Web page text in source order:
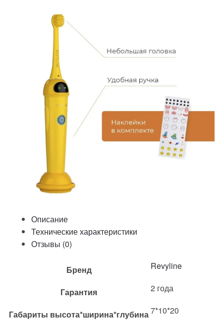
Описание
Технические характеристики
Отзывы (0)
Бренд Revyline
Гарантия 2 года
Габариты высота*ширина*глубина7*10*20